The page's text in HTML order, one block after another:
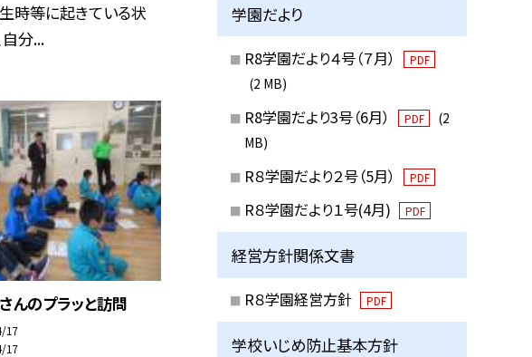
時等に起きている状
自分...
んのプラッと訪問
17
17
学園だより
R8学園だより４号（７月） PDF
(2 MB)
R8学園だより3号（6月） PDF
(2
MB)
R８学園だより２号（5月） PDF
R８学園だより１号(4月) PDF
経営方針関係文書
R８学園経営方針 PDF
学校いじめ防止基本方針